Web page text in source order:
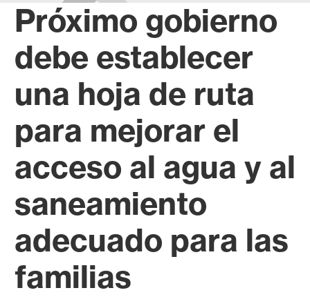
Próximo gobierno
debe establecer
una hoja de ruta
para mejorar el
acceso al agua y al
saneamiento
adecuado para las
familias